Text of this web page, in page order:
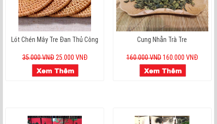
Lót Chén Mây Tre Đan Thủ Công
35.000 VNĐ 25.000 VNĐ
Cung Nhẫn Trà Tre
160.000 VND 160.000 VNĐ